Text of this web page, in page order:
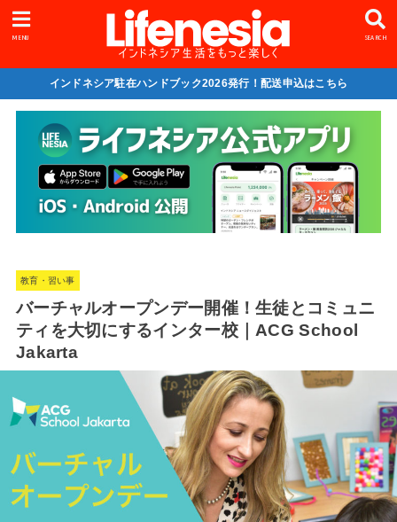
SEARCH
MENU
インドネシア駐在ハンドブック2026発行！配送申込はこちら
教育・習い事
バーチャルオープンデー開催！生徒とコミュニ
ティを大切にするインター校｜ACG School
Jakarta